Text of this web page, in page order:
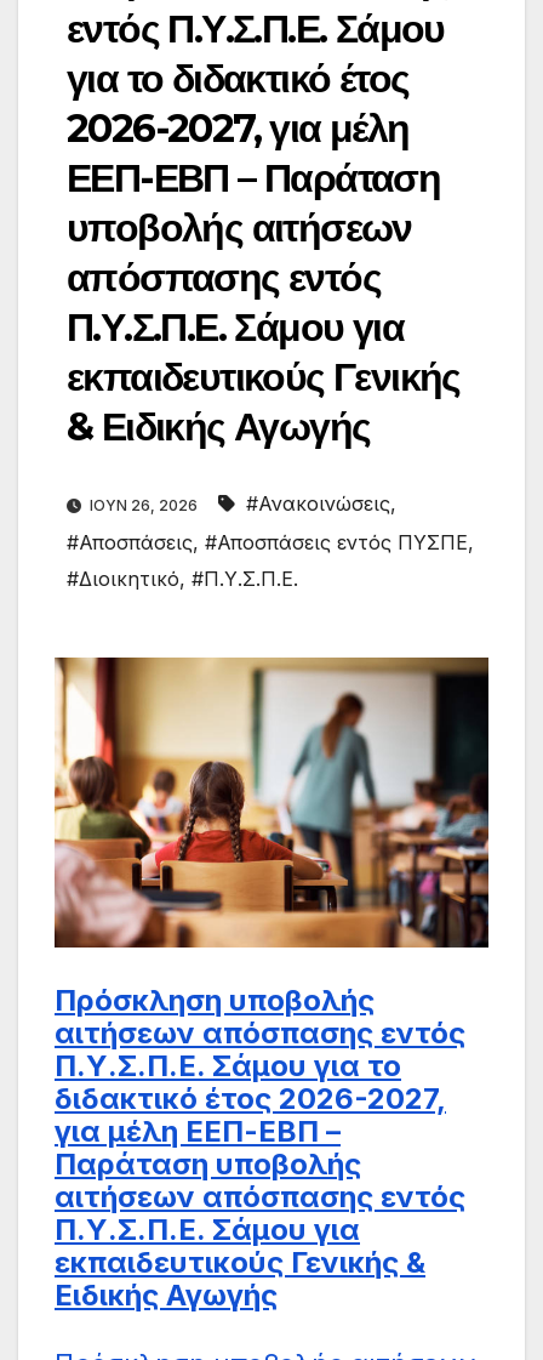
εντός Π.Υ.Σ.Π.Ε. Σάμου
για το διδακτικό έτος
2026-2027, για μέλη
ΕΕΠ-ΕΒΠ – Παράταση
υποβολής αιτήσεων
απόσπασης εντός
Π.Υ.Σ.Π.Ε. Σάμου για
εκπαιδευτικούς Γενικής
& Ειδικής Αγωγής
ΙΟΎΝ 26, 2026 #Ανακοινώσεις,
#Αποσπάσεις, #Αποσπάσεις εντός ΠΥΣΠΕ,
#Διοικητικό, #Π.Υ.Σ.Π.Ε.
Πρόσκληση υποβολής
αιτήσεων απόσπασης εντός
Π.Υ.Σ.Π.Ε. Σάμου για το
διδακτικό έτος 2026-2027,
για μέλη ΕΕΠ-ΕΒΠ –
Παράταση υποβολής
αιτήσεων απόσπασης εντός
Π.Υ.Σ.Π.Ε. Σάμου για
εκπαιδευτικούς Γενικής &
Ειδικής Αγωγής